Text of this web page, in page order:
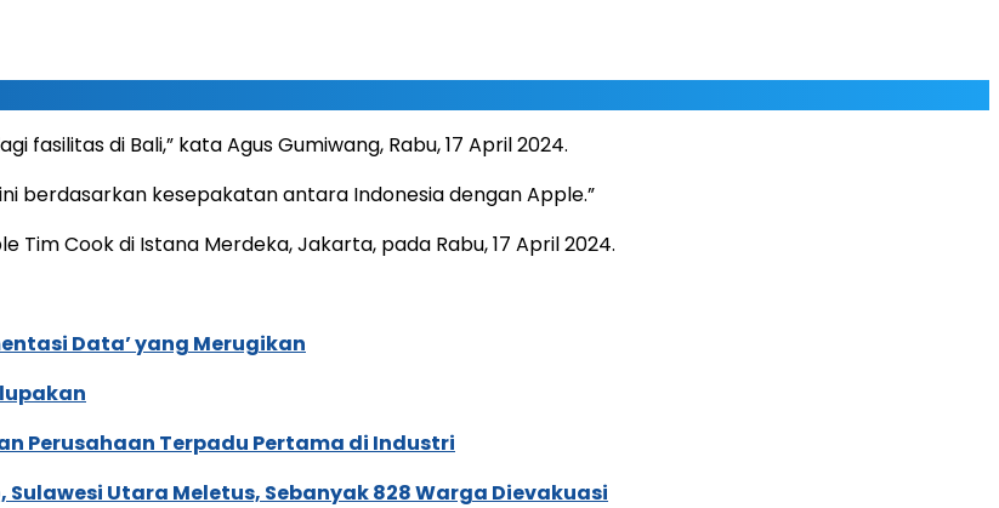
di Bali,” kata Agus Gumiwang, Rabu, 17 April 2024.
berdasarkan kesepakatan antara Indonesia dengan Apple.”
Cook di Istana Merdeka, Jakarta, pada Rabu, 17 April 2024.
Data’ yang Merugikan
Perusahaan Terpadu Pertama di Industri
Utara Meletus, Sebanyak 828 Warga Dievakuasi